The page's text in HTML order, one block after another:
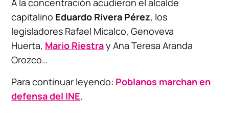
capitalino Eduardo Rivera Pérez, los
legisladores Rafael Micalco, Genoveva
Huerta, Mario Riestray Ana Teresa Aranda
Orozco…
Para continuar leyendo: Poblanos marchan en
defensa del INE.